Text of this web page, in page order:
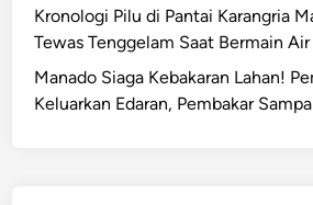
Kronologi Pilu di Pantai Karangria
Tewas Tenggelam Saat Bermain Air
Manado Siaga Kebakaran Lahan!
Keluarkan Edaran, Pembakar